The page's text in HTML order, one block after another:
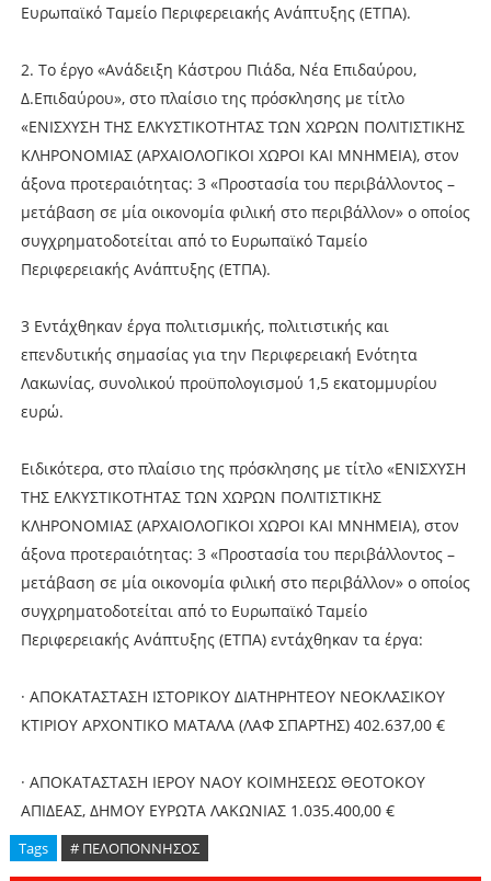
Ευρωπαϊκό Ταμείο Περιφερειακής Ανάπτυξης (ΕΤΠΑ).
2. Το έργο «Ανάδειξη Κάστρου Πιάδα, Νέα Επιδαύρου,
Δ.Επιδαύρου», στο πλαίσιο της πρόσκλησης με τίτλο
«ΕΝΙΣΧΥΣΗ ΤΗΣ ΕΛΚΥΣΤΙΚΟΤΗΤΑΣ ΤΩΝ ΧΩΡΩΝ ΠΟΛΙΤΙΣΤΙΚΗΣ
ΚΛΗΡΟΝΟΜΙΑΣ (ΑΡΧΑΙΟΛΟΓΙΚΟΙ ΧΩΡΟΙ ΚΑΙ ΜΝΗΜΕΙΑ), στον
άξονα προτεραιότητας: 3 «Προστασία του περιβάλλοντος –
μετάβαση σε μία οικονομία φιλική στο περιβάλλον» ο οποίος
συγχρηματοδοτείται από το Ευρωπαϊκό Ταμείο
Περιφερειακής Ανάπτυξης (ΕΤΠΑ).
3 Εντάχθηκαν έργα πολιτισμικής, πολιτιστικής και
επενδυτικής σημασίας για την Περιφερειακή Ενότητα
Λακωνίας, συνολικού προϋπολογισμού 1,5 εκατομμυρίου
ευρώ.
Ειδικότερα, στο πλαίσιο της πρόσκλησης με τίτλο «ΕΝΙΣΧΥΣΗ
ΤΗΣ ΕΛΚΥΣΤΙΚΟΤΗΤΑΣ ΤΩΝ ΧΩΡΩΝ ΠΟΛΙΤΙΣΤΙΚΗΣ
ΚΛΗΡΟΝΟΜΙΑΣ (ΑΡΧΑΙΟΛΟΓΙΚΟΙ ΧΩΡΟΙ ΚΑΙ ΜΝΗΜΕΙΑ), στον
άξονα προτεραιότητας: 3 «Προστασία του περιβάλλοντος –
μετάβαση σε μία οικονομία φιλική στο περιβάλλον» ο οποίος
συγχρηματοδοτείται από το Ευρωπαϊκό Ταμείο
Περιφερειακής Ανάπτυξης (ΕΤΠΑ) εντάχθηκαν τα έργα:
· ΑΠΟΚΑΤΑΣΤΑΣΗ ΙΣΤΟΡΙΚΟΥ ΔΙΑΤΗΡΗΤΕΟΥ ΝΕΟΚΛΑΣΙΚΟΥ
ΚΤΙΡΙΟΥ ΑΡΧΟΝΤΙΚΟ ΜΑΤΑΛΑ (ΛΑΦ ΣΠΑΡΤΗΣ) 402.637,00 €
· ΑΠΟΚΑΤΑΣΤΑΣΗ ΙΕΡΟΥ ΝΑΟΥ ΚΟΙΜΗΣΕΩΣ ΘΕΟΤΟΚΟΥ
ΑΠΙΔΕΑΣ, ΔΗΜΟΥ ΕΥΡΩΤΑ ΛΑΚΩΝΙΑΣ 1.035.400,00 €
Tags # ΠΕΛΟΠΟΝΝΗΣΟΣ